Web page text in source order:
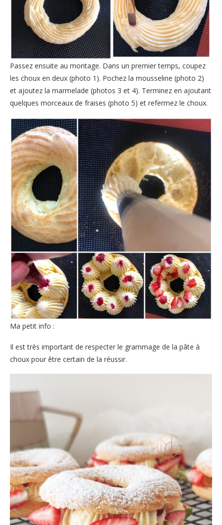
Passez ensuite au montage. Dans un premier temps, coupez
les choux en deux (photo 1). Pochez la mousseline (photo 2)
et ajoutez la marmelade (photos 3 et 4). Terminez en ajoutant
quelques morceaux de fraises (photo 5) et refermez le choux.
Ma petit info :
Il est très important de respecter le grammage de la pâte à
choux pour être certain de la réussir.